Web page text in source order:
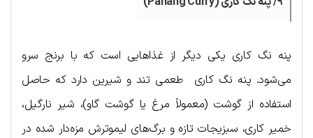
پنه نگ کاری یکی دیگر از غذاهایی است که با برنج سرو
می‌شود. پنه نگ کاری طعمی تند و شیرین دارد که حاصل
استفاده از گوشت (معمولاً مرغ یا گوشت گاو)، شیر نارگیل،
خمیر کاری، سبزیجات تازه و برگ‌های لیموترش مزه‌دار شده در